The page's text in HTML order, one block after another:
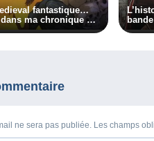
fantastique…
ma chronique BD
ne sera pas publiée. Les champs